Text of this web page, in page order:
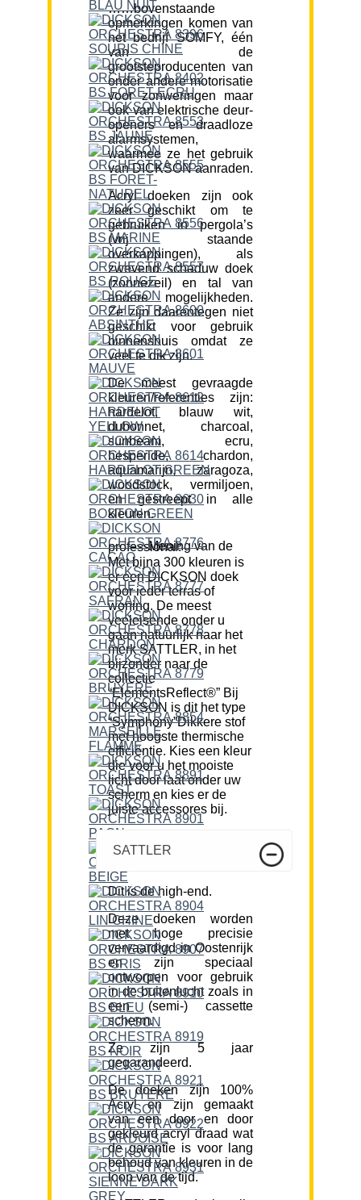
……bovenstaande
opmerkingen komen van
het bedrijf SOMFY, één
van de
grootsteproducenten van
onder andere motorisatie
voor zonweringen maar
ook van elektrische deur-
openers en draadloze
alarmsystemen,
waarmee ze het gebruik
van DICKSON aanraden.
Acryl doeken zijn ook
zeer geschikt om te
gebruiken in pergola’s
(vrij staande
overkappingen), als
zwevend schaduw doek
(zonnezeil) en tal van
andere mogelijkheden.
Ze zijn daarentegen niet
geschikt voor gebruik
binnenshuis omdat ze
veel te dik zijn.
De meest gevraagde
kleuren/referenties zijn:
hardelot, blauw wit,
dubonnet, charcoal,
sunbeam, ecru,
hesperide, chardon,
aquamarijn, zaragoza,
woodstock, vermiljoen,
en gestreept in alle
kleuren.
Mening van de professional:
Met bijna 300 kleuren is
er een DICKSON doek
voor ieder terras of
woning. De meest
veeleisende onder u
gaan natuurlijk naar het
merk SATTLER, in het
bijzonder naar de
collectie
“ElementsReflect®” Bij
DICKSON is dit het type
“Symphony”Dikkere stof
met hoogste thermische
efficiëntie. Kies een kleur
die voor u het mooiste
licht door laat onder uw
scherm en kies er de
juiste accessores bij.
SATTLER
Dit is de high-end.
Deze doeken worden
met hoge precisie
vervaardigd in Oostenrijk
en zijn speciaal
ontworpen voor gebruik
in de buitenlucht zoals in
een (semi-) cassette
scherm.
Ze zijn 5 jaar
gegarandeerd.
De doeken zijn 100%
Acryl en zijn gemaakt
van een door en door
gekleurd acryl draad wat
de garantie is voor lang
behoud van kleuren in de
loop van de tijd.